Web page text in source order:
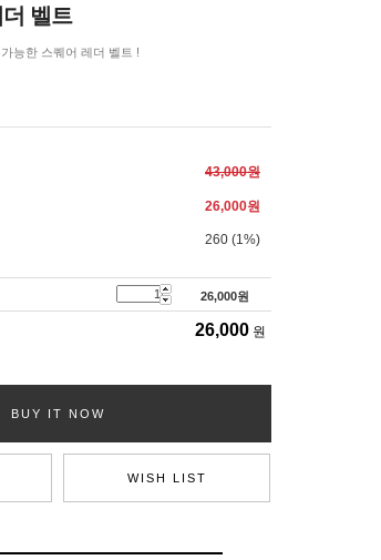
벨트
능한 스퀘어 레더 벨트 !
43,000원
26,000원
260 (1%)
26,000원
26,000 원
BUY IT NOW
WISH LIST